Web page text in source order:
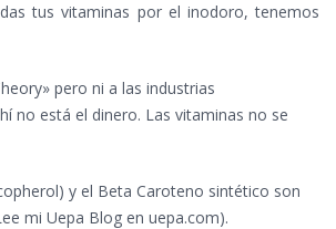
tus vitaminas por el inodoro, tenemos
pero ni a las industrias
no está el dinero. Las vitaminas no se
y el Beta Caroteno sintético son
mi Uepa Blog en uepa.com).